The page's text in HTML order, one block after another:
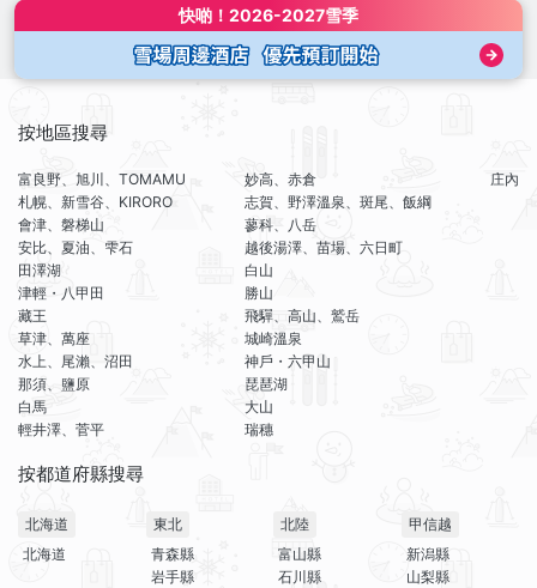
快啲！ 2026-2027雪季
按地區搜尋
富良野、旭川、TOMAMU
札幌、新雪谷、KIRORO
會津、磐梯山
安比、夏油、雫石
田澤湖
津輕・八甲田
藏王
草津、萬座
水上、尾瀨、沼田
那須、鹽原
白馬
輕井澤、菅平
妙高、赤倉
志賀、野澤溫泉、斑尾、飯綱
蓼科、八岳
越後湯澤、苗場、六日町
白山
勝山
飛驒、高山、鷲岳
城崎溫泉
神戶・六甲山
琵琶湖
大山
瑞穗
庄內
按都道府縣搜尋
北海道
北海道
東北
青森縣
岩手縣
北陸
富山縣
石川縣
甲信越
新潟縣
山梨縣